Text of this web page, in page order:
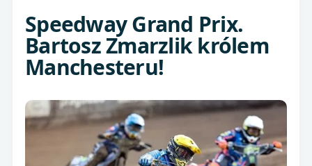
Speedway Grand Prix.
Bartosz Zmarzlik królem
Manchesteru!